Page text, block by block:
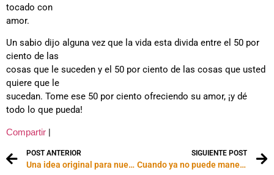
tocado con
amor.
Un sabio dijo alguna vez que la vida esta divida entre el 50 por
ciento de las
cosas que le suceden y el 50 por ciento de las cosas que usted
quiere que le
sucedan. Tome ese 50 por ciento ofreciendo su amor, ¡y dé
todo lo que pueda!
Compartir |
POST ANTERIOR
Una idea original para nuestra adultez: cuidar un jardín
SIGUIENTE POST
Cuando ya no puede manejar